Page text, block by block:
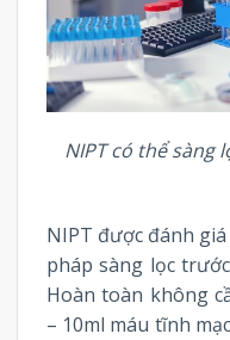
NIPT có thể sàng
NIPT được đánh
pháp sàng lọc
Hoàn toàn không
– 10ml máu tĩnh